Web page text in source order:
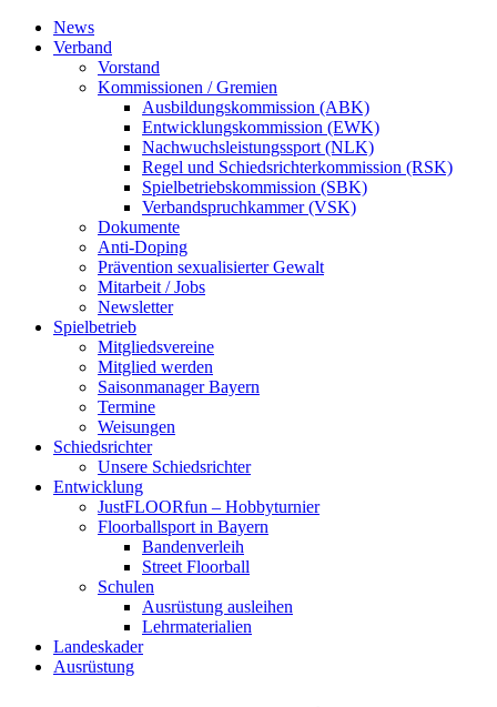
News
Verband
Vorstand
Kommissionen / Gremien
Ausbildungskommission (ABK)
Entwicklungskommission (EWK)
Nachwuchsleistungssport (NLK)
Regel und Schiedsrichterkommission (RSK)
Spielbetriebskommission (SBK)
Verbandspruchkammer (VSK)
Dokumente
Anti-Doping
Prävention sexualisierter Gewalt
Mitarbeit / Jobs
Newsletter
Spielbetrieb
Mitgliedsvereine
Mitglied werden
Saisonmanager Bayern
Termine
Weisungen
Schiedsrichter
Unsere Schiedsrichter
Entwicklung
JustFLOORfun – Hobbyturnier
Floorballsport in Bayern
Bandenverleih
Street Floorball
Schulen
Ausrüstung ausleihen
Lehrmaterialien
Landeskader
Ausrüstung